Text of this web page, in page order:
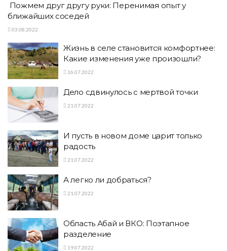
Пожмем друг другу руки: Перенимая опыт у
ближайших соседей
03.08.2022
Жизнь в селе становится комфортнее:
Какие изменения уже произошли?
26.07.2022
Дело сдвинулось с мертвой точки
21.07.2022
И пусть в новом доме царит только
радость
21.07.2022
А легко ли добраться?
21.07.2022
Область Абай и ВКО: Поэтапное
разделение
19.07.2022